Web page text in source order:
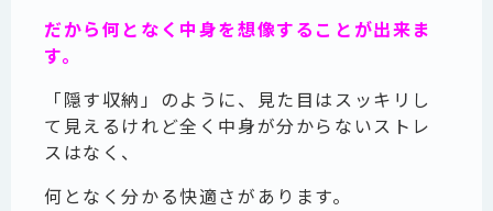
だから何となく中身を想像することが出来ま
す。
「隠す収納」のように、見た目はスッキリし
て見えるけれど全く中身が分からないストレ
スはなく、
何となく分かる快適さがあります。